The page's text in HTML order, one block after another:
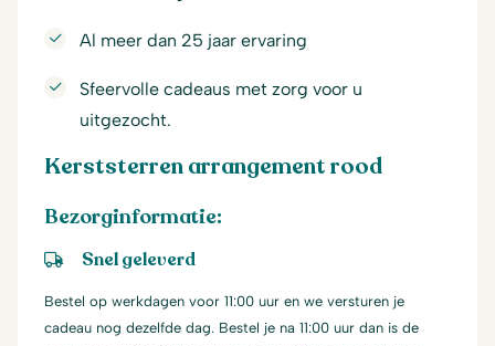
Al meer dan 25 jaar ervaring
Sfeervolle cadeaus met zorg voor u
uitgezocht.
Kerststerren arrangement rood
Bezorginformatie:
Snel geleverd
Bestel op werkdagen voor 11:00 uur en we versturen je
cadeau nog dezelfde dag. Bestel je na 11:00 uur dan is de